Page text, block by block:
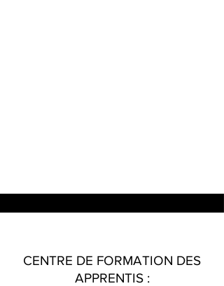
CENTRE DE FORMATION DES
APPRENTIS :